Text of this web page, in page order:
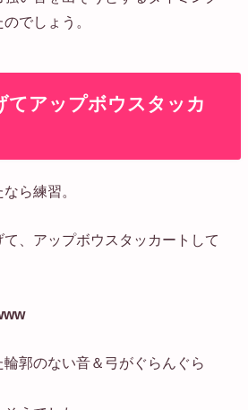
でしょう。
てアップボウスタッカ
ら練習。
、アップボウスタッカートして
郭のない音＆弓がぐらんぐら